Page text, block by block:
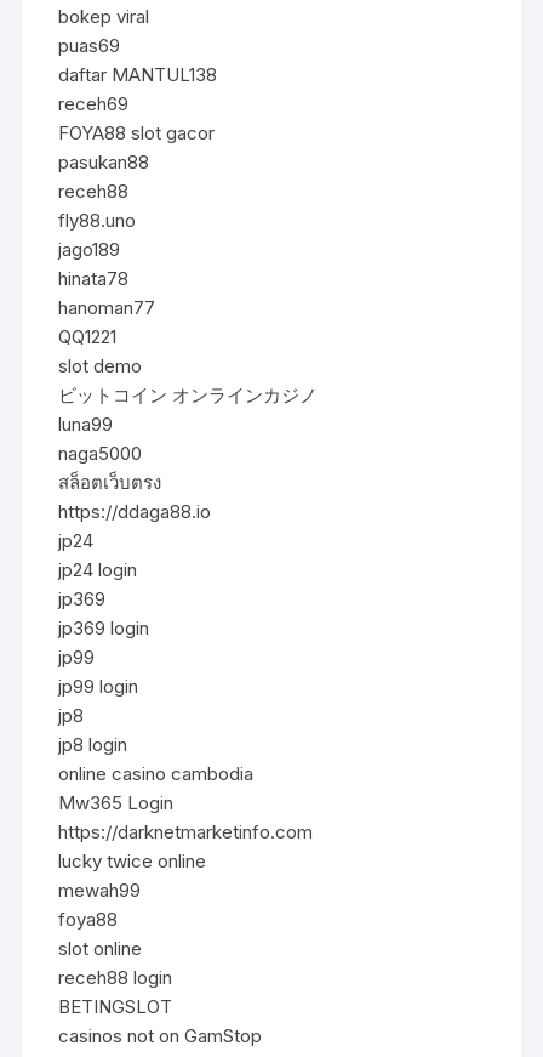
bokep viral
puas69
daftar MANTUL138
receh69
FOYA88 slot gacor
pasukan88
receh88
fly88.uno
jago189
hinata78
hanoman77
QQ1221
slot demo
ビットコイン オンラインカジノ
luna99
naga5000
สล็อตเว็บตรง
https://ddaga88.io
jp24
jp24 login
jp369
jp369 login
jp99
jp99 login
jp8
jp8 login
online casino cambodia
Mw365 Login
https://darknetmarketinfo.com
lucky twice online
mewah99
foya88
slot online
receh88 login
BETINGSLOT
casinos not on GamStop